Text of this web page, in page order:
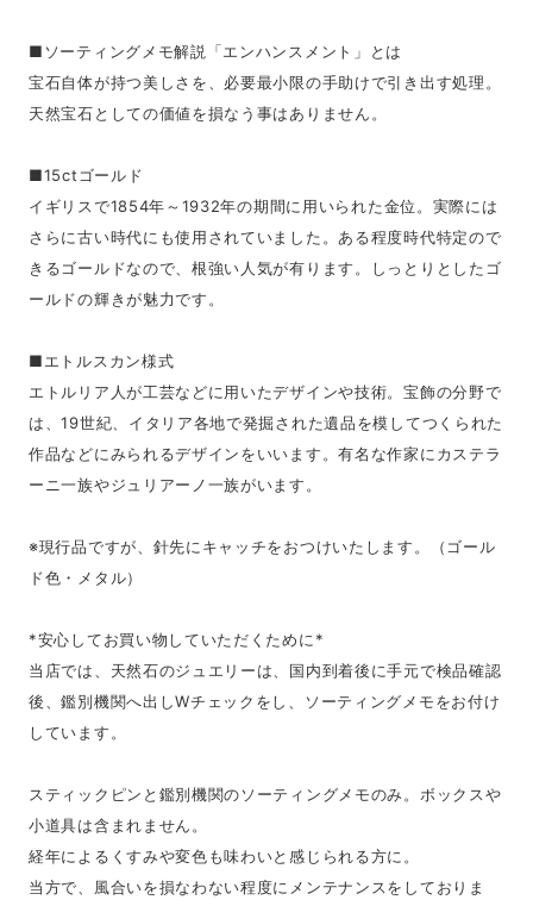
■ソーティングメモ解説「エンハンスメント」とは
宝石自体が持つ美しさを、必要最小限の手助けで引き出す処理。
天然宝石としての価値を損なう事はありません。
■15ctゴールド
イギリスで1854年～1932年の期間に用いられた金位。実際には
さらに古い時代にも使用されていました。ある程度時代特定ので
きるゴールドなので、根強い人気が有ります。しっとりとしたゴ
ールドの輝きが魅力です。
■エトルスカン様式
エトルリア人が工芸などに用いたデザインや技術。宝飾の分野で
は、19世紀、イタリア各地で発掘された遺品を模してつくられた
作品などにみられるデザインをいいます。有名な作家にカステラ
ーニ一族やジュリアーノ一族がいます。
※現行品ですが、針先にキャッチをおつけいたします。（ゴール
ド色・メタル）
*安心してお買い物していただくために*
当店では、天然石のジュエリーは、国内到着後に手元で検品確認
後、鑑別機関へ出しWチェックをし、ソーティングメモをお付け
しています。
スティックピンと鑑別機関のソーティングメモのみ。ボックスや
小道具は含まれません。
経年によるくすみや変色も味わいと感じられる方に。
当方で、風合いを損なわない程度にメンテナンスをしておりま